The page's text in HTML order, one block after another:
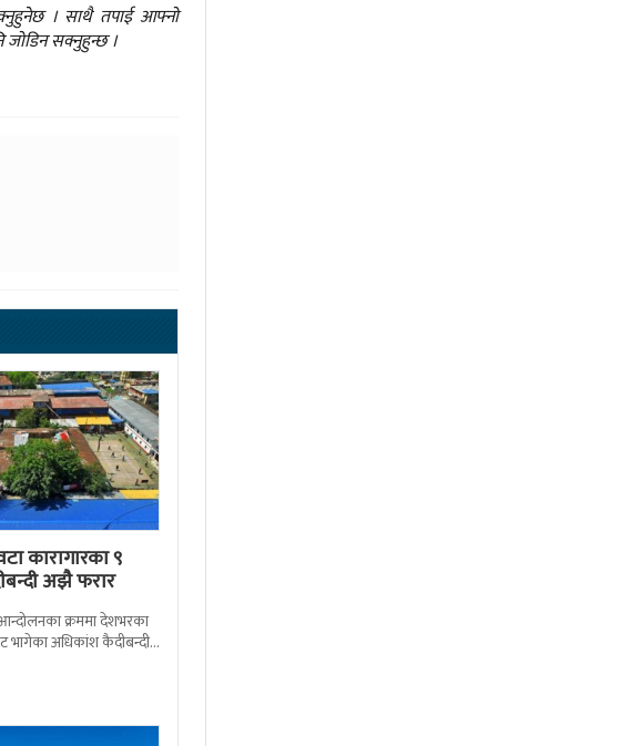
। साथै तपाई आफ्नो
जोडिन सक्नुहुन्छ ।
कारागारका ९
अझै फरार
क्रममा देशभरका
भागेका अधिकांश कैदीबन्दी